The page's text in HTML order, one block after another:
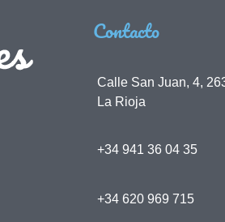
Contacto
Calle San Juan, 4,
La Rioja
+34 941 36 04 35
+34 620 969 715